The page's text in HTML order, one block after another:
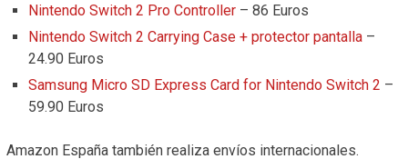
Nintendo Switch 2 Pro Controller – 86 Euros
Nintendo Switch 2 Carrying Case + protector pantalla –
24.90 Euros
Samsung Micro SD Express Card for Nintendo Switch 2 –
59.90 Euros
Amazon España también realiza envíos internacionales.